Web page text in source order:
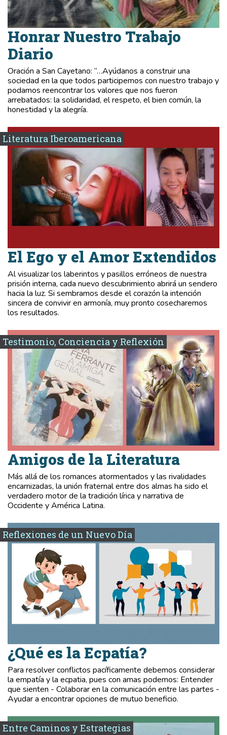
Honrar Nuestro Trabajo
Diario
Oración a San Cayetano: “…Ayúdanos a construir una
sociedad en la que todos participemos con nuestro trabajo y
podamos reencontrar los valores que nos fueron
arrebatados: la solidaridad, el respeto, el bien común, la
honestidad y la alegría.
Literatura Iberoamericana
El Ego y el Amor Extendidos
Al visualizar los laberintos y pasillos erróneos de nuestra
prisión interna, cada nuevo descubrimiento abrirá un sendero
hacia la luz. Si sembramos desde el corazón la intención
sincera de convivir en armonía, muy pronto cosecharemos
los resultados.
Testimonio, Conciencia y Reflexión
Amigos de la Literatura
Más allá de los romances atormentados y las rivalidades
encarnizadas, la unión fraternal entre dos almas ha sido el
verdadero motor de la tradición lírica y narrativa de
Occidente y América Latina.
Reflexiones de un Nuevo Día
¿Qué es la Ecpatía?
Para resolver conflictos pacíficamente debemos considerar
la empatía y la ecpatia, pues con amas podemos: Entender
que sienten - Colaborar en la comunicación entre las partes -
Ayudar a encontrar opciones de mutuo beneficio.
Entre Caminos y Estrategias